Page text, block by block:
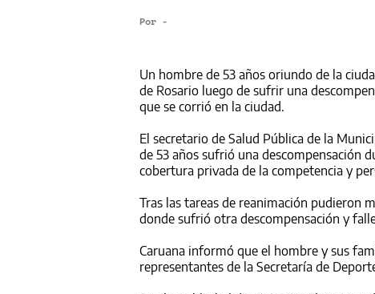
Por -
Un hombre de 53 años oriundo de la
de Rosario luego de sufrir una
que se corrió en la ciudad.
El secretario de Salud Pública de la
de 53 años sufrió una descompensación
cobertura privada de la competencia y
Tras las tareas de reanimación pudieron
donde sufrió otra descompensación y
Caruana informó que el hombre y sus
representantes de la Secretaría de